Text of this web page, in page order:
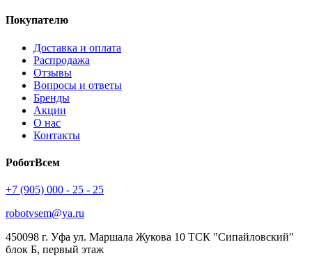
Покупателю
Доставка и оплата
Распродажа
Отзывы
Вопросы и ответы
Бренды
Акции
О нас
Контакты
РоботВсем
+7 (905) 000 - 25 - 25
robotvsem@ya.ru
450098 г. Уфа ул. Маршала Жукова 10 ТСК "Сипайловский"
блок Б, первый этаж